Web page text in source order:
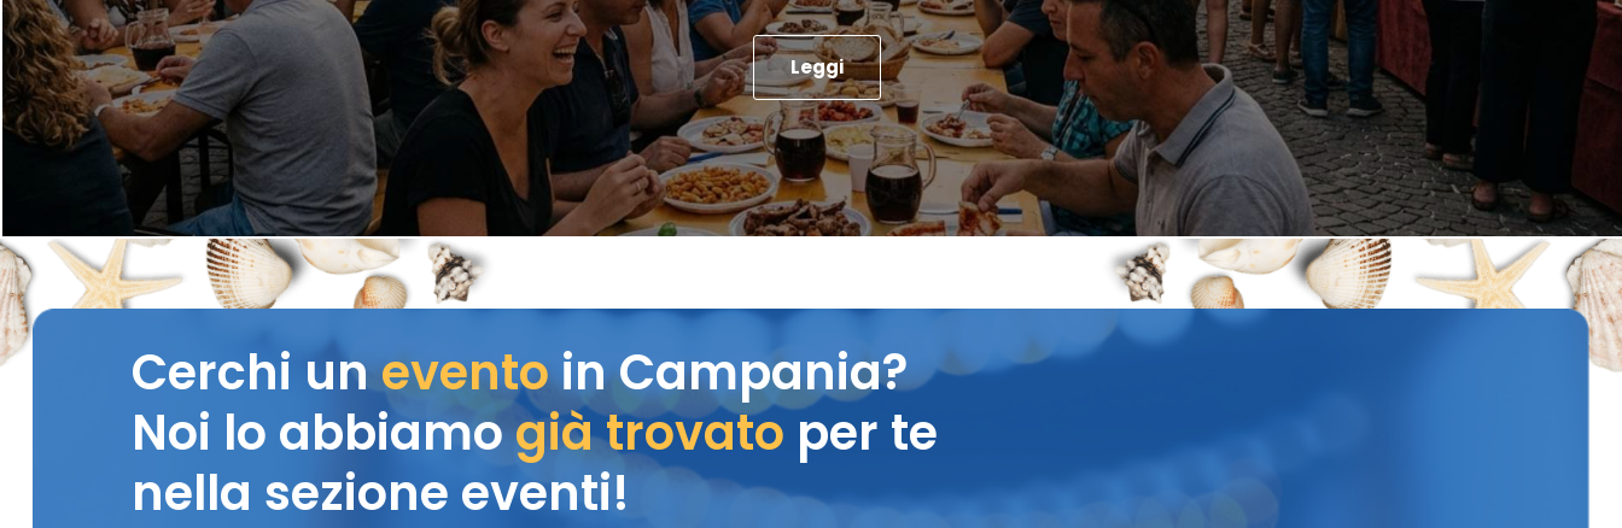
Leggi
Cerchi uneventoin Campania?
Noi lo abbiamogià trovato per te
nella sezione eventi!